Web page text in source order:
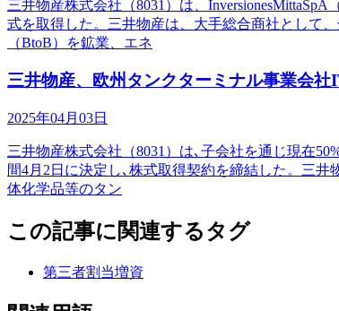
三井物産株式会社（8031）は、
式を取得した。三井物産は、大手総合商社として
（BtoB）を鉱業、エネ
三井物産、欧州タンクターミナル事業会
2025年04月03日
三井物産株式会社（8031）は､子会社を通じ現在
間4月2日に決定し､株式取得契約を締結した。三
体化学品等のタン
この記事に関連するタグ
第三者割当増資